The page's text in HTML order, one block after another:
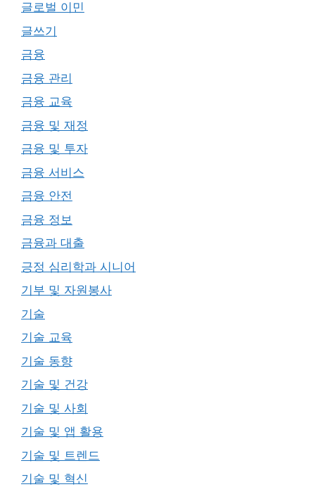
글로벌 이민
글쓰기
금융
금융 관리
금융 교육
금융 및 재정
금융 및 투자
금융 서비스
금융 안전
금융 정보
금융과 대출
긍정 심리학과 시니어
기부 및 자원봉사
기술
기술 교육
기술 동향
기술 및 건강
기술 및 사회
기술 및 앱 활용
기술 및 트렌드
기술 및 혁신